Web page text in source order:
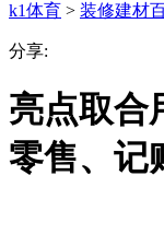
k1体育 > 装修建材
分享:
亮点取合
零售、记